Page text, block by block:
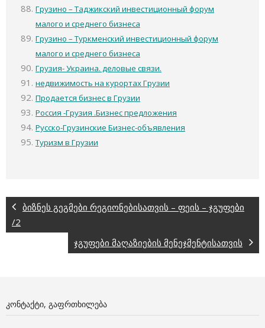
Грузино – Таджикский инвестиционный форум
малого и среднего бизнеса
Грузино – Туркменский инвестиционный форум
малого и среднего бизнеса
Грузия- Украина. деловые связи.
недвижимость на курортах Грузии
Продается бизнес в Грузии
Россия -Грузия .Бизнес предложения
Русско-Грузинские Бизнес-объявления
Туризм в Грузии
ბიზნეს გეგმები რეგიონებისათვის – ფეის – ჯგუფები
/2
ჯგუფები მაღაზიების მენეჯმენტისათვის
ᲙᲝᲜᲢᲐᲥᲢᲘ, ᲒᲐᲤᲠᲗᲮᲘᲚᲔᲑᲐ